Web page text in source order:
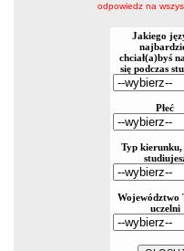
odpowiedz na